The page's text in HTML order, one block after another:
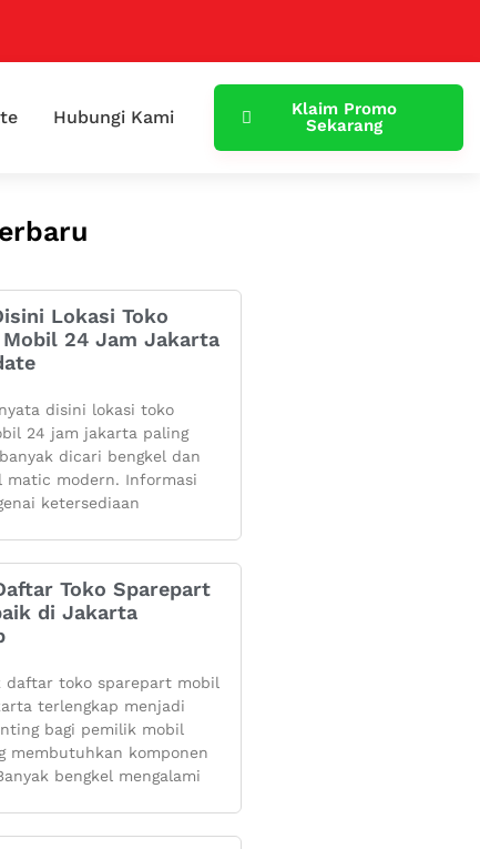
Hubungi Kami
Klaim Promo
Sekarang
Lokasi Toko
24 Jam Jakarta
disini lokasi toko
24 jam jakarta paling
dicari bengkel dan
matic modern. Informasi
ketersediaan
Toko Sparepart
di Jakarta
daftar toko sparepart mobil
terlengkap menjadi
bagi pemilik mobil
membutuhkan komponen
bengkel mengalami